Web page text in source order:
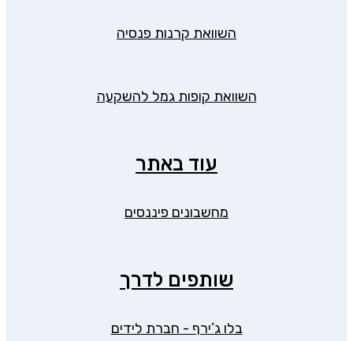
השוואת קרנות פנסיה
השוואת קופות גמל להשקעה
עוד באתר
מחשבונים פיננסים
שותפים לדרך
בלו ג’ירף - חברת לידים